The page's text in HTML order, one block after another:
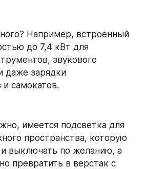
Например, встроенный
до 7,4 кВт для
звукового
даже зарядки
самокатов.
имеется подсветка для
пространства, которую
выключать по желанию, а
превратить в верстак с